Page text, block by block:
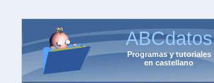
ABCdatos
Programasytutoriales
en castellano